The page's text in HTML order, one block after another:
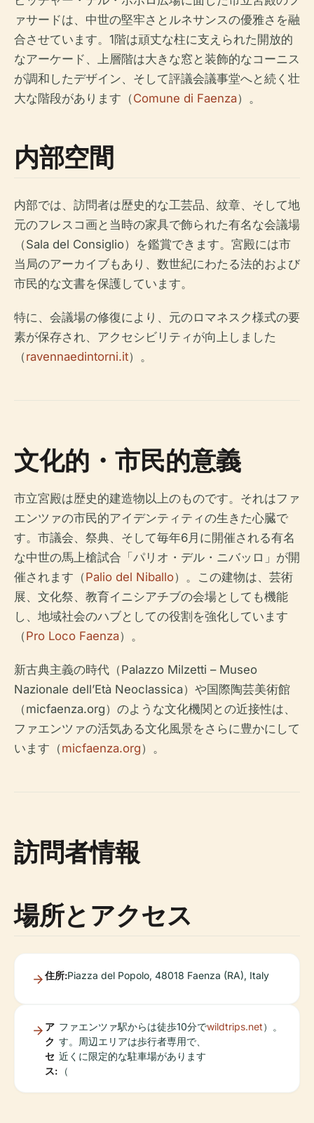
ァサードは、中世の堅牢さとルネサンスの優雅さを融
合させています。1階は頑丈な柱に支えられた開放的
なアーケード、上層階は大きな窓と装飾的なコーニス
が調和したデザイン、そして評議会議事堂へと続く壮
大な階段があります（Comune di Faenza）。
内部空間
内部では、訪問者は歴史的な工芸品、紋章、そして地
元のフレスコ画と当時の家具で飾られた有名な会議場
（Sala del Consiglio）を鑑賞できます。宮殿には市
当局のアーカイブもあり、数世紀にわたる法的および
市民的な文書を保護しています。
特に、会議場の修復により、元のロマネスク様式の要
素が保存され、アクセシビリティが向上しました
（ravennaedintorni.it）。
文化的・市民的意義
市立宮殿は歴史的建造物以上のものです。それはファ
エンツァの市民的アイデンティティの生きた心臓で
す。市議会、祭典、そして毎年6月に開催される有名
な中世の馬上槍試合「パリオ・デル・ニバッロ」が開
催されます（Palio del Niballo）。この建物は、芸術
展、文化祭、教育イニシアチブの会場としても機能
し、地域社会のハブとしての役割を強化しています
（Pro Loco Faenza）。
新古典主義の時代（Palazzo Milzetti – Museo
Nazionale dell’Età Neoclassica）や国際陶芸美術館
（micfaenza.org）のような文化機関との近接性は、
ファエンツァの活気ある文化風景をさらに豊かにして
います（micfaenza.org）。
訪問者情報
場所とアクセス
住所:Piazza del Popolo, 48018 Faenza (RA), Italy
ア
ク
セ
ス:
ファエンツァ駅からは徒歩10分で
す。周辺エリアは歩行者専用で、
近くに限定的な駐車場があります
（
wildtrips.net）。